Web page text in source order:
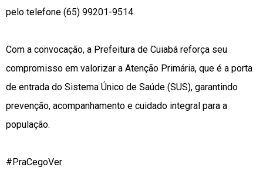
pelo telefone (65) 99201-9514.
Com a convocação, a Prefeitura de Cuiabá reforça seu
compromisso em valorizar a Atenção Primária, que é a porta
de entrada do Sistema Único de Saúde (SUS), garantindo
prevenção, acompanhamento e cuidado integral para a
população.
#PraCegoVer